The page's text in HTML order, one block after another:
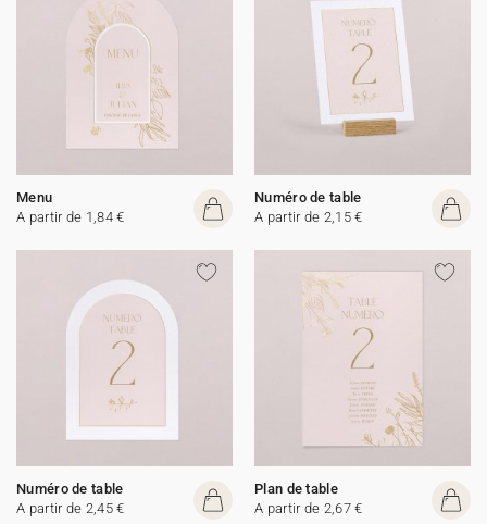
Menu
A partir de 1,84 €
Numéro de table
A partir de 2,15 €
Numéro de table
A partir de 2,45 €
Plan de table
A partir de 2,67 €